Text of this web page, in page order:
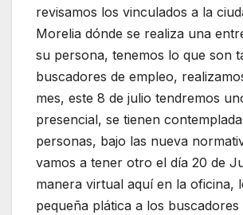
revisamos los vinculados a la
Morelia dónde se realiza una
su persona, tenemos lo que son
buscadores de empleo,
mes, este 8 de julio tendremos
presencial, se tienen
personas, bajo las nueva
vamos a tener otro el día 20 de
manera virtual aquí en la oficina,
pequeña plática a los buscadores